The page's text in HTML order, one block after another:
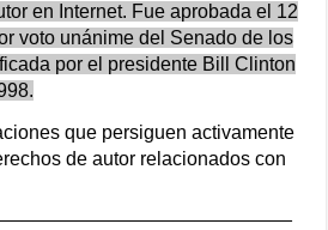
en Internet. Fue aprobada el 12
voto unánime del Senado de los
por el presidente Bill Clinton
que persiguen activamente
de autor relacionados con